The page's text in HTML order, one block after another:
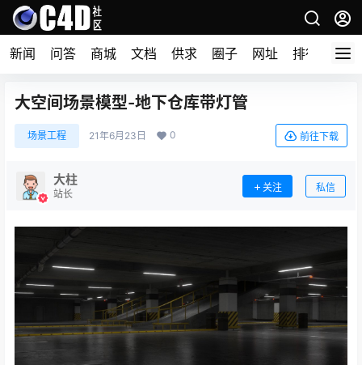
新闻 问答 商城 文档 供求 圈子 网址 排行榜
大空间场景模型-地下仓库带灯管
场景工程 21年6月23日 0 前往下载
大柱
站长
关注 私信